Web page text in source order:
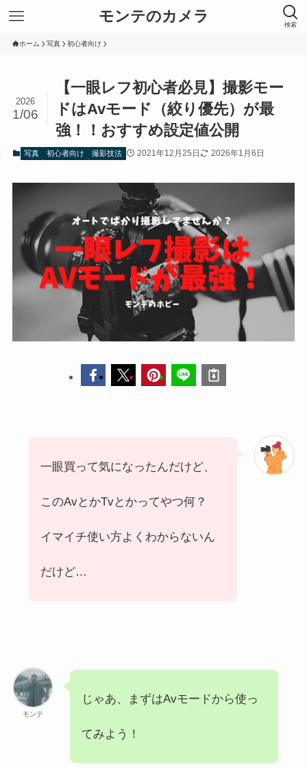
モンテのカメラ 検索
ホーム 写真 初心者向け
【一眼レフ初心者必見】撮影モー
ドはAvモード（絞り優先）が最
強！！おすすめ設定値公開
2026
1/06
写真 初心者向け 撮影技法 2021年12月25日 2026年1月6日
一眼買って気になったんだけど、
このAvとかTvとかってやつ何？
イマイチ使い方よくわからないん
だけど…
モンテ
じゃあ、まずはAvモードから使っ
てみよう！